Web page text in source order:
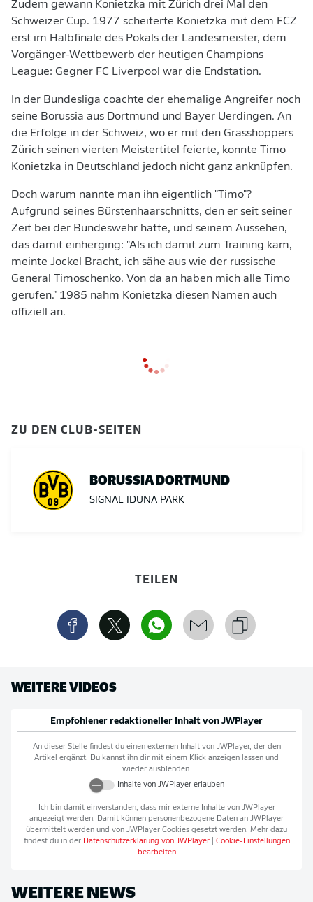
Zudem gewann Konietzka mit Zürich drei Mal den
Schweizer Cup. 1977 scheiterte Konietzka mit dem FCZ
erst im Halbfinale des Pokals der Landesmeister, dem
Vorgänger-Wettbewerb der heutigen Champions
League: Gegner FC Liverpool war die Endstation.
In der Bundesliga coachte der ehemalige Angreifer noch
seine Borussia aus Dortmund und Bayer Uerdingen. An
die Erfolge in der Schweiz, wo er mit den Grasshoppers
Zürich seinen vierten Meistertitel feierte, konnte Timo
Konietzka in Deutschland jedoch nicht ganz anknüpfen.
Doch warum nannte man ihn eigentlich "Timo"?
Aufgrund seines Bürstenhaarschnitts, den er seit seiner
Zeit bei der Bundeswehr hatte, und seinem Aussehen,
das damit einherging: "Als ich damit zum Training kam,
meinte Jockel Bracht, ich sähe aus wie der russische
General Timoschenko. Von da an haben mich alle Timo
gerufen." 1985 nahm Konietzka diesen Namen auch
offiziell an.
ZU DEN CLUB-SEITEN
BORUSSIA DORTMUND
SIGNAL IDUNA PARK
TEILEN
WEITERE VIDEOS
Empfohlener redaktioneller Inhalt von JWPlayer
An dieser Stelle findest du einen externen Inhalt von JWPlayer, der den
Artikel ergänzt. Du kannst ihn dir mit einem Klick anzeigen lassen und
wieder ausblenden.
Inhalte von JWPlayererlauben
Ich bin damit einverstanden, dass mir externe Inhalte von JWPlayer
angezeigt werden. Damit können personenbezogene Daten an JWPlayer
übermittelt werden und von JWPlayer Cookies gesetzt werden. Mehr dazu
findest du in der Datenschutzerklärung von JWPlayer| Cookie-Einstellungen
bearbeiten
WEITERE NEWS